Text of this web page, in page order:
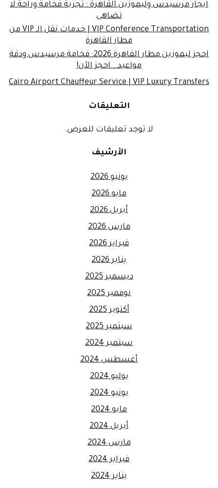
ايجار مرسيدس وليموزين القاهرة : تجربة فخامة وراحة لا
تضاهى
VIP Conference Transportation | خدمات نقل الـ VIP من
مطار القاهرة
احجز ليموزين مطار القاهرة 2026: فخامة مرسيدس ودقة
مواعيد.. احجز الآن!
Cairo Airport Chauffeur Service | VIP Luxury Transfers
التعليقات
لا توجد تعليقات للعرض.
الأرشيف
يونيو 2026
مايو 2026
أبريل 2026
مارس 2026
فبراير 2026
يناير 2026
ديسمبر 2025
نوفمبر 2025
أكتوبر 2025
سبتمبر 2025
سبتمبر 2024
أغسطس 2024
يوليو 2024
يونيو 2024
مايو 2024
أبريل 2024
مارس 2024
فبراير 2024
يناير 2024